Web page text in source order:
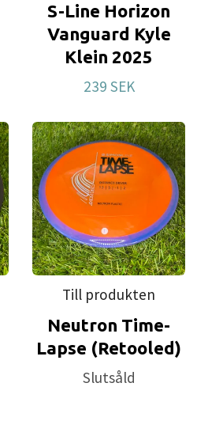
S-Line Horizon
Vanguard Kyle
Klein 2025
239 SEK
Till produkten
Neutron Time-
Lapse (Retooled)
Slutsåld